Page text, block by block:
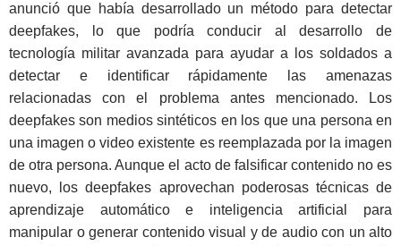
anunció que había desarrollado un método para detectar
deepfakes, lo que podría conducir al desarrollo de
tecnología militar avanzada para ayudar a los soldados a
detectar e identificar rápidamente las amenazas
relacionadas con el problema antes mencionado. Los
deepfakes son medios sintéticos en los que una persona en
una imagen o video existente es reemplazada por la imagen
de otra persona. Aunque el acto de falsificar contenido no es
nuevo, los deepfakes aprovechan poderosas técnicas de
aprendizaje automático e inteligencia artificial para
manipular o generar contenido visual y de audio con un alto